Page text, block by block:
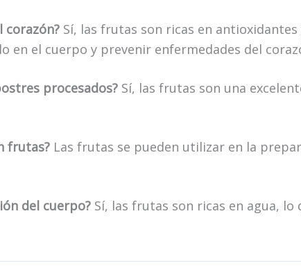
corazón? Sí, las frutas son ricas en
en el cuerpo y prevenir enfermedades del
procesados? Sí, las frutas son una
frutas? Las frutas se pueden utilizar en la
del cuerpo? Sí, las frutas son ricas en agua,